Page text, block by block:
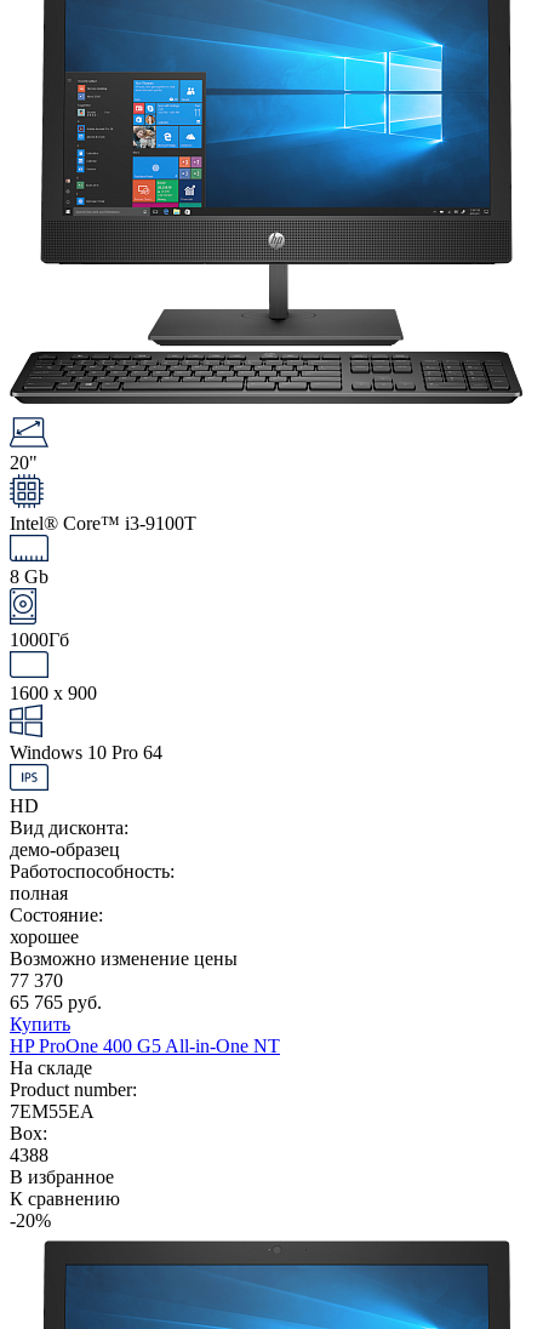
20"
Intel® Core™ i3-9100T
8 Gb
1000Гб
1600 x 900
Windows 10 Pro 64
HD
Вид дисконта:
демо-образец
Работоспособность:
полная
Состояние:
хорошее
Возможно изменение цены
77 370
65 765 руб.
Купить
HP ProOne 400 G5 All-in-One NT
На складе
Product number:
7EM55EA
Box:
4388
В избранное
К сравнению
-20%